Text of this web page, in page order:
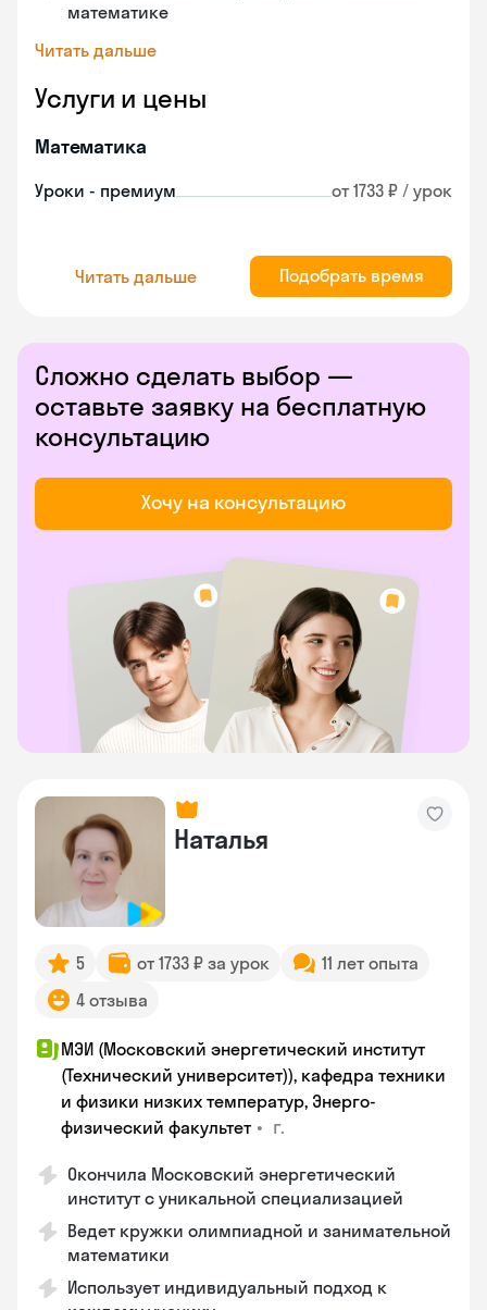
математике
Читать дальше
Услуги и цены
Математика
Уроки - премиум от 1733 ₽ / урок
Читать дальше Подобрать время
Сложно сделать выбор —
оставьте заявку на бесплатную
консультацию
Хочу на консультацию
Наталья
5 от 1733 ₽ за урок
11 лет опыта
4 отзыва
МЭИ (Московский энергетический институт
(Технический университет)), кафедра техники
и физики низких температур, Энерго-
физический факультет • г.
Окончила Московский энергетический
институт с уникальной специализацией
Ведет кружки олимпиадной и занимательной
математики
Использует индивидуальный подход к